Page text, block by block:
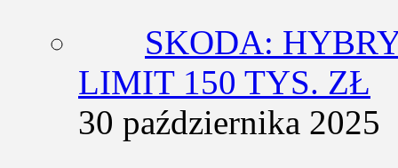
SKODA:
LIMIT 150 TYS. ZŁ
30 października 2025